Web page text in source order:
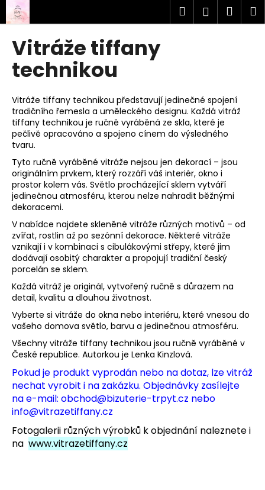
Přejít
na
obsah
Hledat
Vitráže tiffany
technikou
Vitráže tiffany technikou představují jedinečné spojení
tradičního řemesla a uměleckého designu. Každá vitráž
tiffany technikou je ručně vyráběná ze skla, které je
pečlivě opracováno a spojeno cínem do výsledného
tvaru.
Tyto ručně vyráběné vitráže nejsou jen dekorací – jsou
originálním prvkem, který rozzáří váš interiér, okno i
prostor kolem vás. Světlo procházející sklem vytváří
jedinečnou atmosféru, kterou nelze nahradit běžnými
dekoracemi.
V nabídce najdete skleněné vitráže různých motivů – od
zvířat, rostlin až po sezónní dekorace. Některé vitráže
vznikají i v kombinaci s cibulákovými střepy, které jim
dodávají osobitý charakter a propojují tradiční český
porcelán se sklem.
Každá vitráž je originál, vytvořený ručně s důrazem na
detail, kvalitu a dlouhou životnost.
Vyberte si vitráže do okna nebo interiéru, které vnesou do
vašeho domova světlo, barvu a jedinečnou atmosféru.
Všechny vitráže tiffany technikou jsou ručně vyráběné v
České republice. Autorkou je Lenka Kinzlová.
Pokud je produkt vyprodán nebo na dotaz, lze vitráž
nechat vyrobit i na zakázku. Objednávky zasílejte
na e-mail: obchod@bizuterie-trpyt.cz nebo
info@vitrazetiffany.cz
Fotogalerii různých výrobků k objednání naleznete i
na www.vitrazetiffany.cz
o
C
o
p
o
t
ř
e
b
u
j
e
t
e
n
a
j
í
t
?
HLEDAT